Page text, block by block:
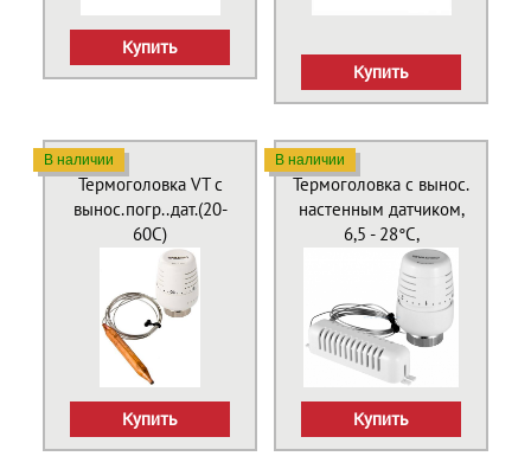
Купить
Купить
Термоголовка VT с
вынос.погр..дат.(20-
60С)
В наличии
Купить
Термоголовка с вынос.
настенным датчиком,
6,5 - 28°C,
В наличии
Купить